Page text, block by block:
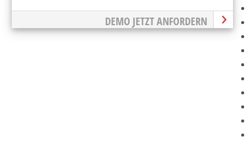
DEMO JETZT ANFORDERN